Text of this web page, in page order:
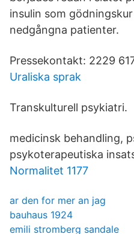
insulin som
nedgångna patienter.
Pressekontakt: 2229
Uraliska sprak
Transkulturell psykiatri.
medicinsk behandling,
psykoterapeutiska
Normalitet 1177
ar den for mer an jag
bauhaus 1924
emili stromberg sandale